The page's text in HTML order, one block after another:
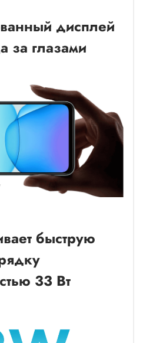
дисплей
за глазами
быструю
33 Вт